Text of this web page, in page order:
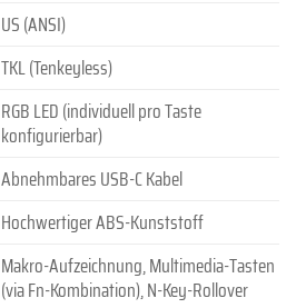
US (ANSI)
TKL (Tenkeyless)
RGB LED (individuell pro Taste
konfigurierbar)
Abnehmbares USB-C Kabel
Hochwertiger ABS-Kunststoff
Makro-Aufzeichnung, Multimedia-Tasten
(via Fn-Kombination), N-Key-Rollover